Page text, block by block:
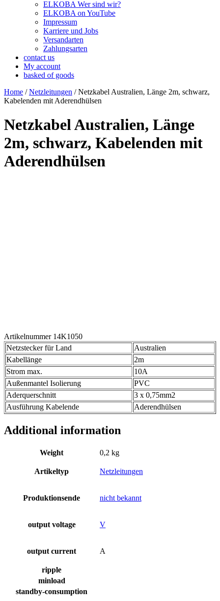
ELKOBA Wer sind wir?
ELKOBA on YouTube
Impressum
Karriere und Jobs
Versandarten
Zahlungsarten
contact us
My account
basked of goods
Home /Netzleitungen / Netzkabel Australien, Länge 2m, schwarz,
Kabelenden mit Aderendhülsen
Netzkabel Australien, Länge
2m, schwarz, Kabelenden mit
Aderendhülsen
Artikelnummer 14K1050
Netzstecker für Land
Australien
Kabellänge
2m
Strom max.
10A
Außenmantel Isolierung
PVC
Aderquerschnitt
3 x 0,75mm2
Ausführung Kabelende
Aderendhülsen
Additional information
Weight 0,2 kg
Artikeltyp Netzleitungen
Produktionsende nicht bekannt
output voltage V
output current A
ripple
minload
standby-consumption